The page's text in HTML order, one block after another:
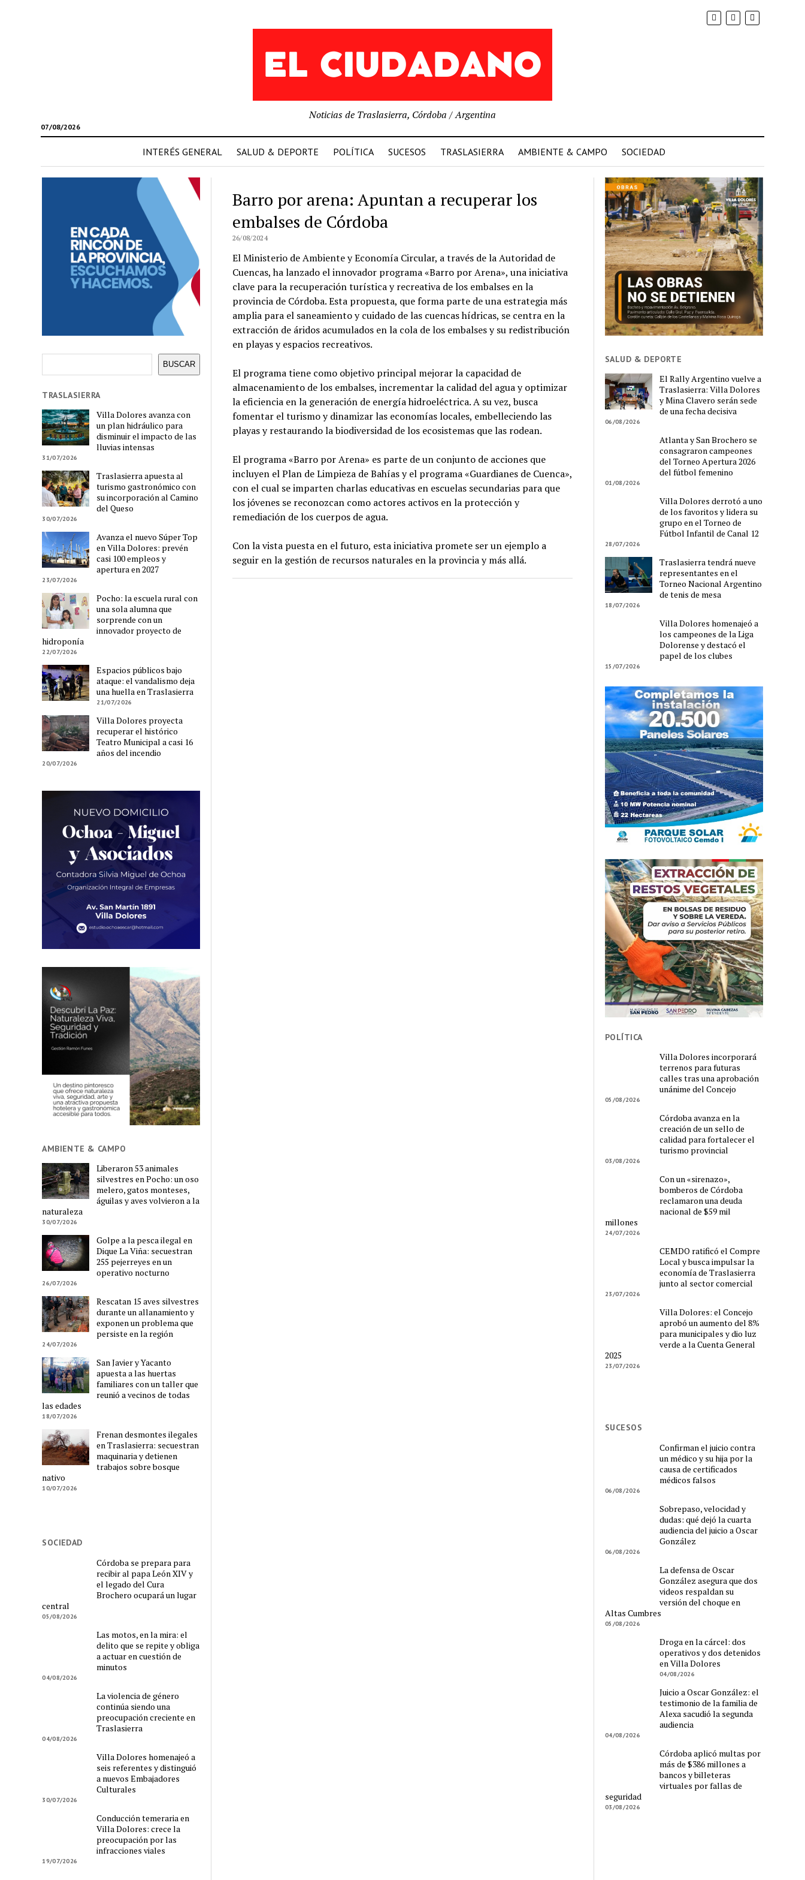
07/08/2026
Noticias de Traslasierra, Córdoba / Argentina
INTERÉS GENERAL SALUD & DEPORTE POLÍTICA SUCESOS TRASLASIERRA AMBIENTE & CAMPO SOCIEDAD
BUSCAR
TRASLASIERRA
Villa Dolores avanza con
un plan hidráulico para
disminuir el impacto de las
lluvias intensas
31/07/2026
Traslasierra apuesta al
turismo gastronómico con
su incorporación al Camino
del Queso
30/07/2026
Avanza el nuevo Súper Top
en Villa Dolores: prevén
casi 100 empleos y
apertura en 2027
23/07/2026
Pocho: la escuela rural con
una sola alumna que
sorprende con un
innovador proyecto de
hidroponía
22/07/2026
Espacios públicos bajo
ataque: el vandalismo deja
una huella en Traslasierra
21/07/2026
Villa Dolores proyecta
recuperar el histórico
Teatro Municipal a casi 16
años del incendio
20/07/2026
AMBIENTE & CAMPO
Liberaron 53 animales
silvestres en Pocho: un oso
melero, gatos monteses,
águilas y aves volvieron a la
naturaleza
30/07/2026
Golpe a la pesca ilegal en
Dique La Viña: secuestran
255 pejerreyes en un
operativo nocturno
26/07/2026
Rescatan 15 aves silvestres
durante un allanamiento y
exponen un problema que
persiste en la región
24/07/2026
San Javier y Yacanto
apuesta a las huertas
familiares con un taller que
reunió a vecinos de todas
las edades
18/07/2026
Frenan desmontes ilegales
en Traslasierra: secuestran
maquinaria y detienen
trabajos sobre bosque
nativo
10/07/2026
SOCIEDAD
Córdoba se prepara para
recibir al papa León XIV y
el legado del Cura
Brochero ocupará un lugar
central
05/08/2026
Las motos, en la mira: el
delito que se repite y obliga
a actuar en cuestión de
minutos
04/08/2026
La violencia de género
continúa siendo una
preocupación creciente en
Traslasierra
04/08/2026
Villa Dolores homenajeó a
seis referentes y distinguió
a nuevos Embajadores
Culturales
30/07/2026
Conducción temeraria en
Villa Dolores: crece la
preocupación por las
infracciones viales
19/07/2026
Barro por arena: Apuntan a recuperar los
embalses de Córdoba
26/08/2024
El Ministerio de Ambiente y Economía Circular, a través de la Autoridad de
Cuencas, ha lanzado el innovador programa «Barro por Arena», una iniciativa
clave para la recuperación turística y recreativa de los embalses en la
provincia de Córdoba. Esta propuesta, que forma parte de una estrategia más
amplia para el saneamiento y cuidado de las cuencas hídricas, se centra en la
extracción de áridos acumulados en la cola de los embalses y su redistribución
en playas y espacios recreativos.
El programa tiene como objetivo principal mejorar la capacidad de
almacenamiento de los embalses, incrementar la calidad del agua y optimizar
la eficiencia en la generación de energía hidroeléctrica. A su vez, busca
fomentar el turismo y dinamizar las economías locales, embelleciendo las
playas y restaurando la biodiversidad de los ecosistemas que las rodean.
El programa «Barro por Arena» es parte de un conjunto de acciones que
incluyen el Plan de Limpieza de Bahías y el programa «Guardianes de Cuenca»,
con el cual se imparten charlas educativas en escuelas secundarias para que
los jóvenes se reconozcan como actores activos en la protección y
remediación de los cuerpos de agua.
Con la vista puesta en el futuro, esta iniciativa promete ser un ejemplo a
seguir en la gestión de recursos naturales en la provincia y más allá.
SALUD & DEPORTE
El Rally Argentino vuelve a
Traslasierra: Villa Dolores
y Mina Clavero serán sede
de una fecha decisiva
06/08/2026
Atlanta y San Brochero se
consagraron campeones
del Torneo Apertura 2026
del fútbol femenino
01/08/2026
Villa Dolores derrotó a uno
de los favoritos y lidera su
grupo en el Torneo de
Fútbol Infantil de Canal 12
28/07/2026
Traslasierra tendrá nueve
representantes en el
Torneo Nacional Argentino
de tenis de mesa
18/07/2026
Villa Dolores homenajeó a
los campeones de la Liga
Dolorense y destacó el
papel de los clubes
15/07/2026
POLÍTICA
Villa Dolores incorporará
terrenos para futuras
calles tras una aprobación
unánime del Concejo
05/08/2026
Córdoba avanza en la
creación de un sello de
calidad para fortalecer el
turismo provincial
03/08/2026
Con un «sirenazo»,
bomberos de Córdoba
reclamaron una deuda
nacional de $59 mil
millones
24/07/2026
CEMDO ratificó el Compre
Local y busca impulsar la
economía de Traslasierra
junto al sector comercial
23/07/2026
Villa Dolores: el Concejo
aprobó un aumento del 8%
para municipales y dio luz
verde a la Cuenta General
2025
23/07/2026
SUCESOS
Confirman el juicio contra
un médico y su hija por la
causa de certificados
médicos falsos
06/08/2026
Sobrepaso, velocidad y
dudas: qué dejó la cuarta
audiencia del juicio a Oscar
González
06/08/2026
La defensa de Oscar
González asegura que dos
videos respaldan su
versión del choque en
Altas Cumbres
05/08/2026
Droga en la cárcel: dos
operativos y dos detenidos
en Villa Dolores
04/08/2026
Juicio a Oscar González: el
testimonio de la familia de
Alexa sacudió la segunda
audiencia
04/08/2026
Córdoba aplicó multas por
más de $386 millones a
bancos y billeteras
virtuales por fallas de
seguridad
03/08/2026